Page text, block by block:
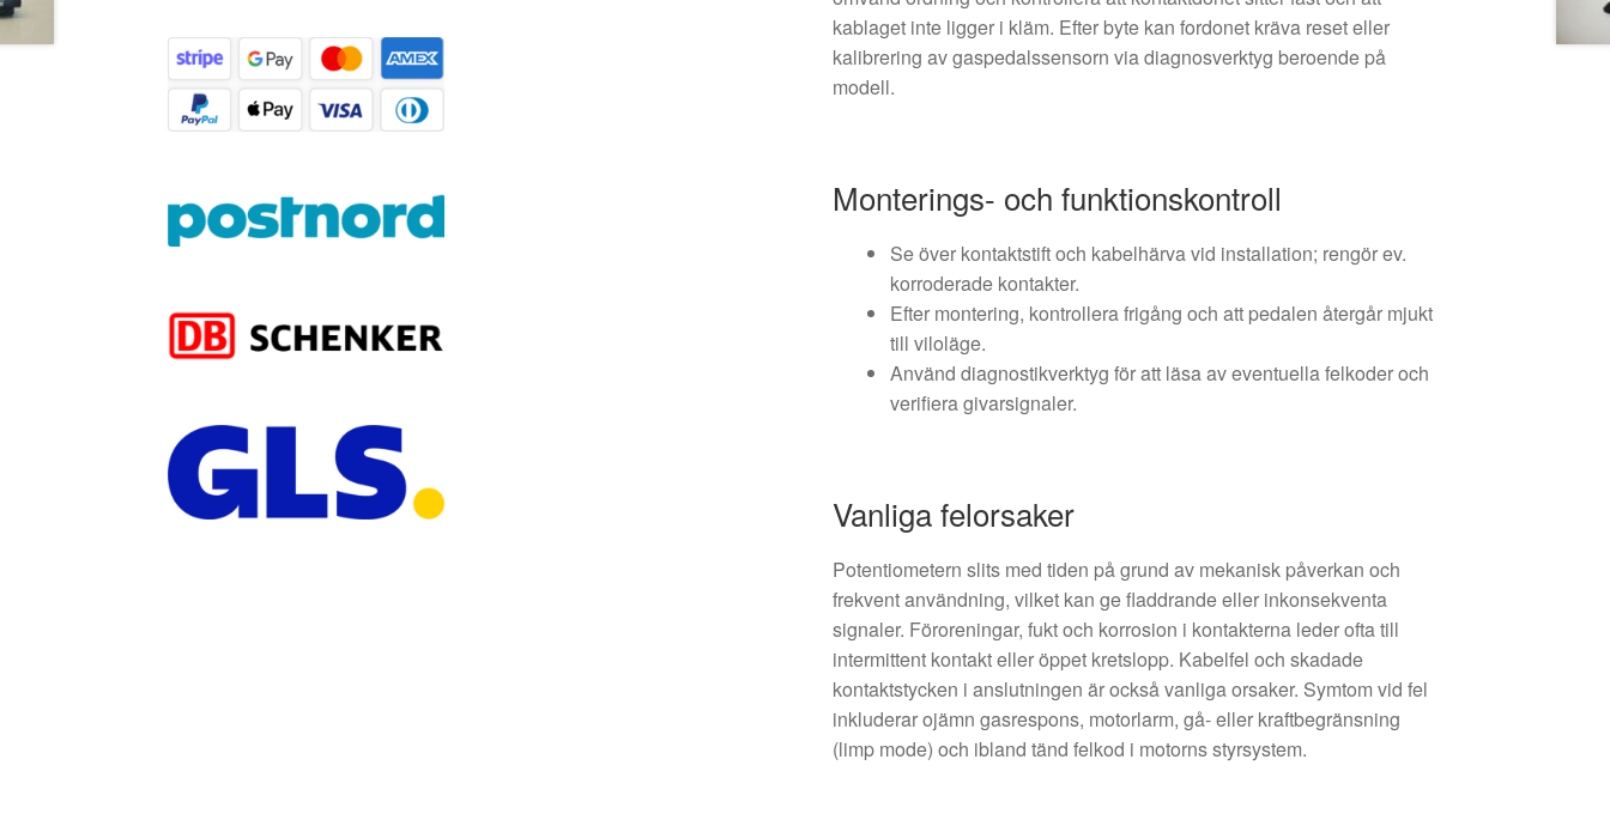
kablaget inte ligger i kläm. Efter byte kan fordonet kräva reset eller
kalibrering av gaspedalssensorn via diagnosverktyg beroende på
modell.
Monterings- och funktionskontroll
Se över kontaktstift och kabelhärva vid installation; rengör ev.
korroderade kontakter.
Efter montering, kontrollera frigång och att pedalen återgår mjukt
till viloläge.
Använd diagnostikverktyg för att läsa av eventuella felkoder och
verifiera givarsignaler.
Vanliga felorsaker
Potentiometern slits med tiden på grund av mekanisk påverkan och
frekvent användning, vilket kan ge fladdrande eller inkonsekventa
signaler. Föroreningar, fukt och korrosion i kontakterna leder ofta till
intermittent kontakt eller öppet kretslopp. Kabelfel och skadade
kontaktstycken i anslutningen är också vanliga orsaker. Symtom vid fel
inkluderar ojämn gasrespons, motorlarm, gå- eller kraftbegränsning
(limp mode) och ibland tänd felkod i motorns styrsystem.